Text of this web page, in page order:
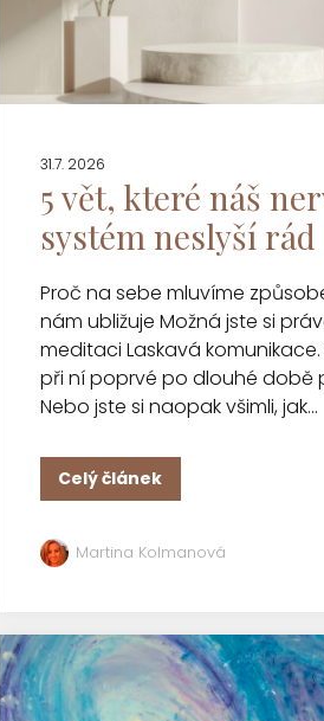
31.7. 2026
5 vět, které náš
systém neslyší rád
Proč na sebe mluvíme
nám ubližuje Možná jste si
meditaci Laskavá
při ní poprvé po dlouhé době
Nebo jste si naopak všimli, jak...
Celý článek
Martina Kolmanová